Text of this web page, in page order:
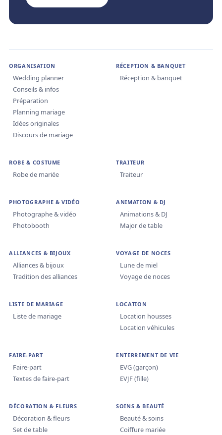
ORGANISATION
Wedding planner
Conseils & infos
Préparation
Planning mariage
Idées originales
Discours de mariage
RÉCEPTION & BANQUET
Réception & banquet
ROBE & COSTUME
Robe de mariée
TRAITEUR
Traiteur
PHOTOGRAPHE & VIDÉO
Photographe & vidéo
Photobooth
ANIMATION & DJ
Animations & DJ
Major de table
ALLIANCES & BIJOUX
Alliances & bijoux
Tradition des alliances
VOYAGE DE NOCES
Lune de miel
Voyage de noces
LISTE DE MARIAGE
Liste de mariage
LOCATION
Location housses
Location véhicules
FAIRE-PART
Faire-part
Textes de faire-part
ENTERREMENT DE VIE
EVG (garçon)
EVJF (fille)
DÉCORATION & FLEURS
Décoration & fleurs
Set de table
SOINS & BEAUTÉ
Beauté & soins
Coiffure mariée